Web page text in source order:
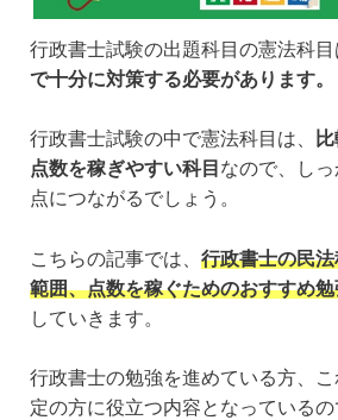
行政書士試験の出題科目の憲法科目
で十分に対策する必要があります。
行政書士試験の中で憲法科目は、
点数を稼ぎやすい科目 なので、し
点につながるでしょう。
こちらの記事では、 行政書士の民
範囲、点数を稼ぐためのおすすめ
していきます。
行政書士の勉強を進めている方、
定の方に役立つ内容となっている